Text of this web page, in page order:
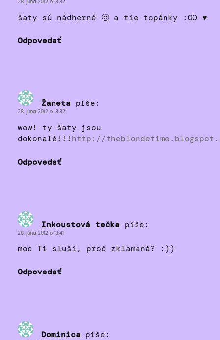
28. júna 2012 o 13:32
šaty sú nádherné 🙂 a tie topánky :OO ♥
Odpovedať
Žaneta píše:
28. júna 2012 o 13:32
wow! ty šaty jsou
dokonalé!!! http://
Odpovedať
Inkoustová tečka píše:
28. júna 2012 o 13:41
moc Ti sluší, proč zklamaná? :))
Odpovedať
Dominica píše: